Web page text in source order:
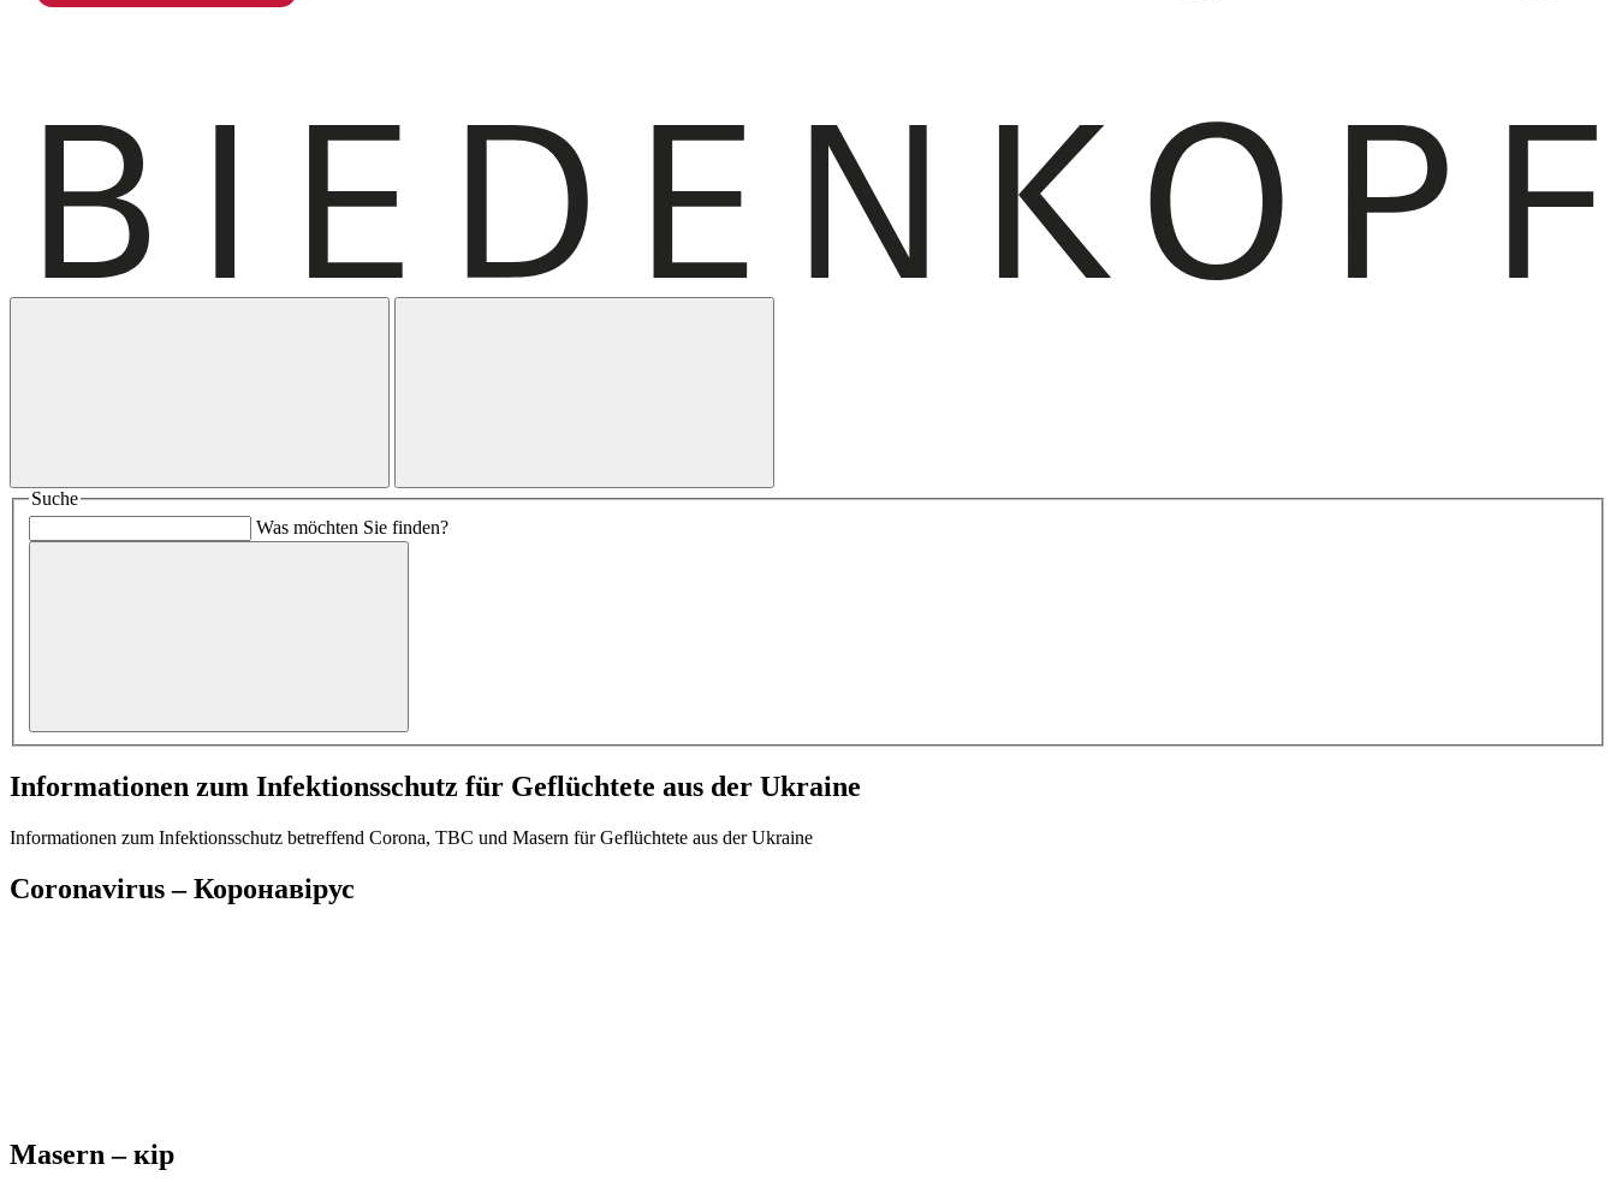
Suche
Was möchten Sie finden?
Informationen zum Infektionsschutz für Geflüchtete aus der Ukraine
Informationen zum Infektionsschutz betreffend Corona, TBC und Masern für Geflüchtete aus der Ukraine
Coronavirus – Коронавірус
Masern – кір